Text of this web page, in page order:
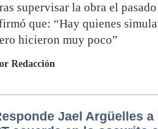
supervisar la obra el
que: “Hay quienes
hicieron muy poco”
Redacción
Jael Argüelles a